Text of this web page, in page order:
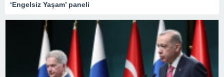
‘Engelsiz Yaşam’ paneli